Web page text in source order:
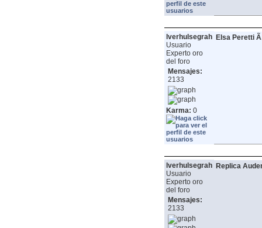
lverhulsegrah
Usuario
Experto oro
del foro
Mensajes:
2133
Karma: 0
Elsa Peretti
lverhulsegrah
Usuario
Experto oro
del foro
Mensajes:
2133
Replica